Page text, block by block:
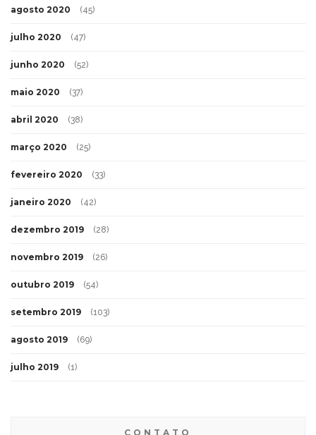
agosto 2020 (45)
julho 2020 (47)
junho 2020 (52)
maio 2020 (37)
abril 2020 (38)
março 2020 (25)
fevereiro 2020 (33)
janeiro 2020 (42)
dezembro 2019 (28)
novembro 2019 (26)
outubro 2019 (54)
setembro 2019 (103)
agosto 2019 (69)
julho 2019 (1)
CONTATO